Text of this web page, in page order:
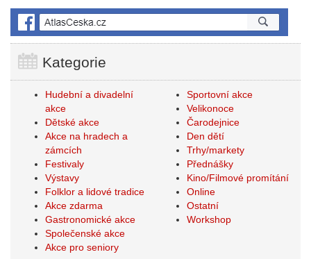
Kategorie
Hudební a divadelní
akce
Dětské akce
Akce na hradech a
zámcích
Festivaly
Výstavy
Folklor a lidové tradice
Akce zdarma
Gastronomické akce
Společenské akce
Akce pro seniory
Sportovní akce
Velikonoce
Čarodejnice
Den dětí
Trhy/markety
Přednášky
Kino/Filmové promítání
Online
Ostatní
Workshop